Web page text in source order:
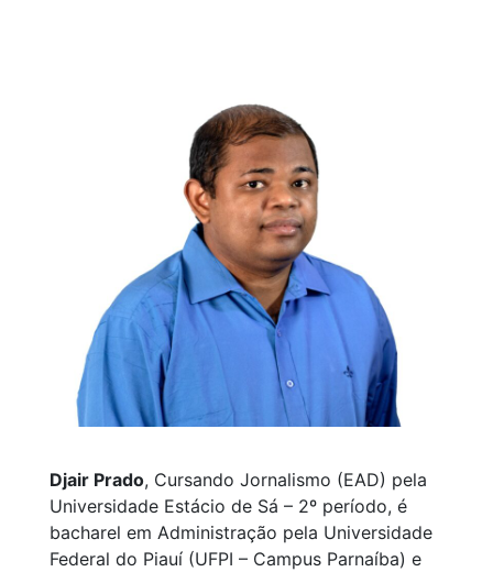
Djair Prado, Cursando Jornalismo (EAD) pela
Universidade Estácio de Sá – 2º período, é
bacharel em Administração pela Universidade
Federal do Piauí (UFPI – Campus Parnaíba) e